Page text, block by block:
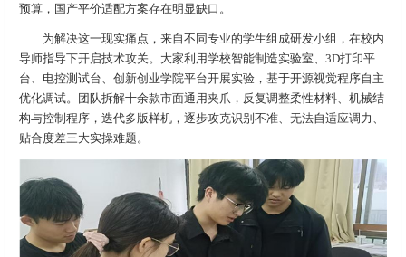
预算，国产平价适配方案存在明显缺口。
为解决这一现实痛点，来自不同专业的学生组成研发小组，在校内
导师指导下开启技术攻关。大家利用学校智能制造实验室、3D打印平
台、电控测试台、创新创业学院平台开展实验，基于开源视觉程序自主
优化调试。团队拆解十余款市面通用夹爪，反复调整柔性材料、机械结
构与控制程序，迭代多版样机，逐步攻克识别不准、无法自适应调力、
贴合度差三大实操难题。